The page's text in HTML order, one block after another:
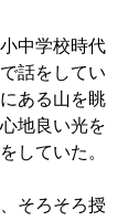
中学校時代
話をしてい
ある山を眺
地良い光を
していた。
そろそろ授